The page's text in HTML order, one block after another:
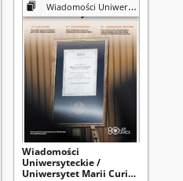
Wiadomości Uniwersyteckie / Uniwersytet Marii Curie-Skłodowskiej
Wiadomości
Uniwersyteckie /
Uniwersytet Marii Curie-